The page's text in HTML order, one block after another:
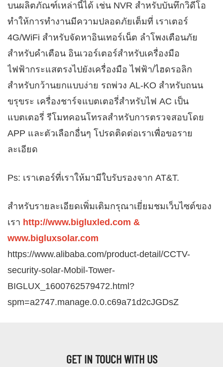
บนผลิตภัณฑ์เหล่านี้ได้ เช่น NVR สำหรับบันทึกวิดีโอ
ทำให้การทำงานมีความปลอดภัยเต็มที่ เราเตอร์
4G/WiFi สำหรับจัดหาอินเทอร์เน็ต ลำโพงเตือนภัย
สำหรับคำเตือน อินเวอร์เตอร์สำหรับเครื่องมือ
ไฟฟ้ากระแสตรงไปยังเครื่องมือ ไฟฟ้า/ไฮดรอลิก
สำหรับกว้านยกแบบง่าย รถพ่วง AL-KO สำหรับถนน
ขรุขระ เครื่องชาร์จแบตเตอรี่สำหรับไฟ AC เป็น
แบตเตอรี่ รีโมทคอนโทรลสำหรับการตรวจสอบโดย
APP และตัวเลือกอื่นๆ โปรดติดต่อเราเพื่อขอราย
ละเอียด
Ps: เราเตอร์ที่เราให้มามีใบรับรองจาก AT&T.
สำหรับรายละเอียดเพิ่มเติมกรุณาเยี่ยมชมเว็บไซต์ของ
เรา http://www.bigluxled.com &
www.bigluxsolar.com
https://www.alibaba.com/product-detail/CCTV-
security-solar-Mobil-Tower-
BIGLUX_1600762579472.html?
spm=a2747.manage.0.0.c69a71d2cJGDsZ
GET IN TOUCH WITH US